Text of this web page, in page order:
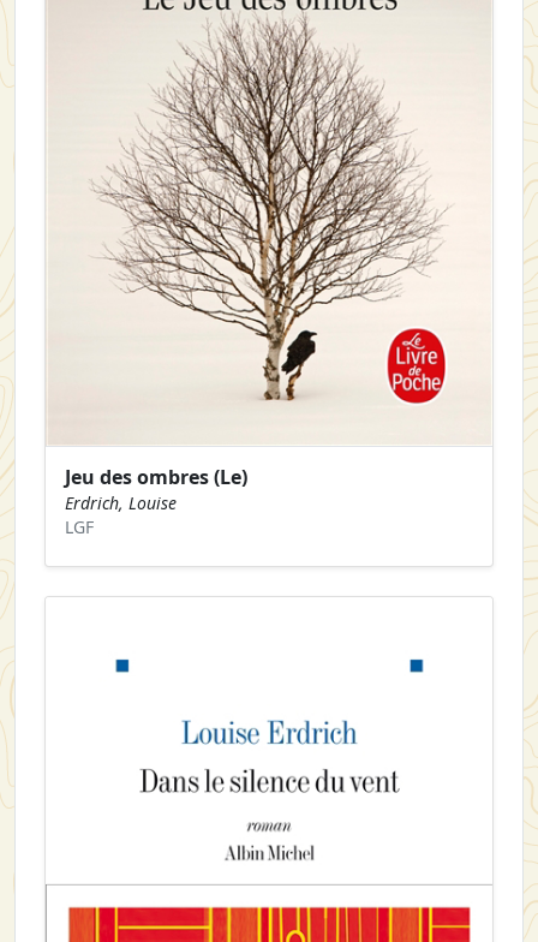
Jeu des ombres (Le)
Erdrich, Louise
LGF